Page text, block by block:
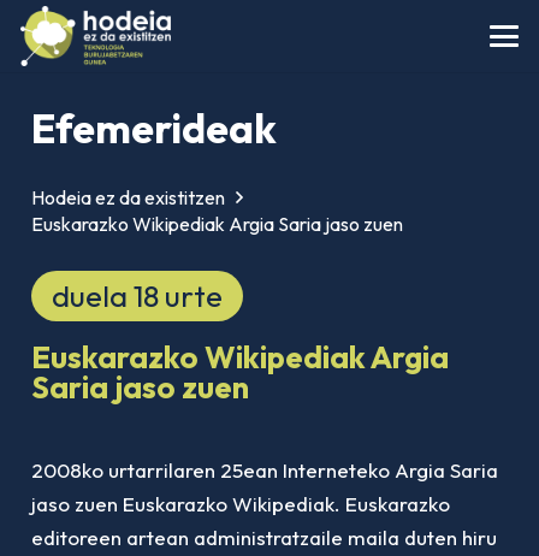
Efemerideak
Hodeia ez da existitzen
Euskarazko Wikipediak Argia Saria jaso zuen
duela 18 urte
Euskarazko Wikipediak Argia
Saria jaso zuen
2008ko urtarrilaren 25ean Interneteko Argia Saria
jaso zuen Euskarazko Wikipediak. Euskarazko
editoreen artean administratzaile maila duten hiru